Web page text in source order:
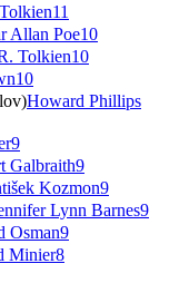
11
Allan Poe10
Tolkien10
10
Howard Phillips
9
Galbraith9
Kozmon9
Lynn Barnes9
Osman9
Minier8